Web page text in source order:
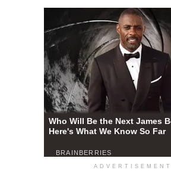
ADVERTISEMENT